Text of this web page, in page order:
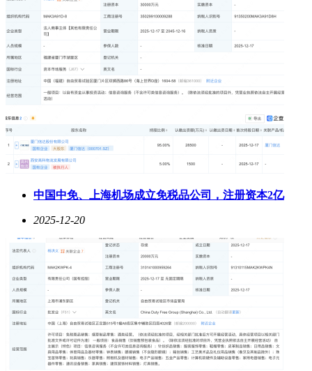
中国中免、上海机场成立免税品公司，注册资本2亿
2025-12-20